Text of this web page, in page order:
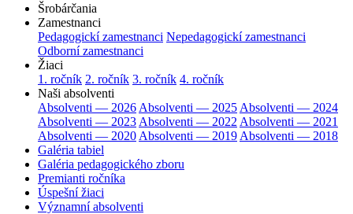
Šrobárčania
Zamestnanci
Pedagogickí zamestnanci Nepedagogickí zamestnanci
Odborní zamestnanci
Žiaci
1. ročník 2. ročník 3. ročník 4. ročník
Naši absolventi
Absolventi — 2026 Absolventi — 2025 Absolventi — 2024
Absolventi — 2023 Absolventi — 2022 Absolventi — 2021
Absolventi — 2020 Absolventi — 2019 Absolventi — 2018
Galéria tabiel
Galéria pedagogického zboru
Premianti ročníka
Úspešní žiaci
Významní absolventi